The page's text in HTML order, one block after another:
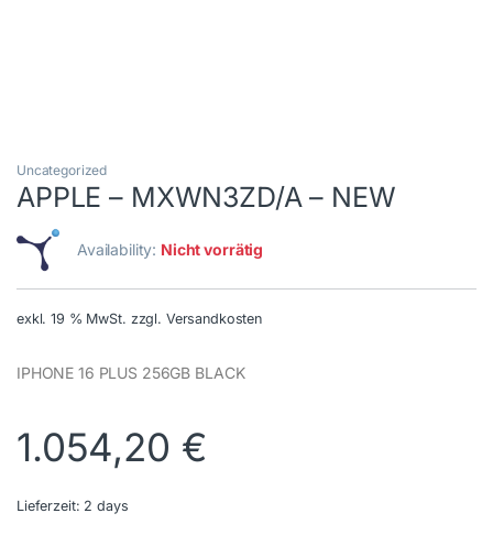
Uncategorized
APPLE – MXWN3ZD/A – NEW
Availability: Nicht vorrätig
exkl. 19 % MwSt. zzgl. Versandkosten
IPHONE 16 PLUS 256GB BLACK
1.054,20 €
Lieferzeit: 2 days